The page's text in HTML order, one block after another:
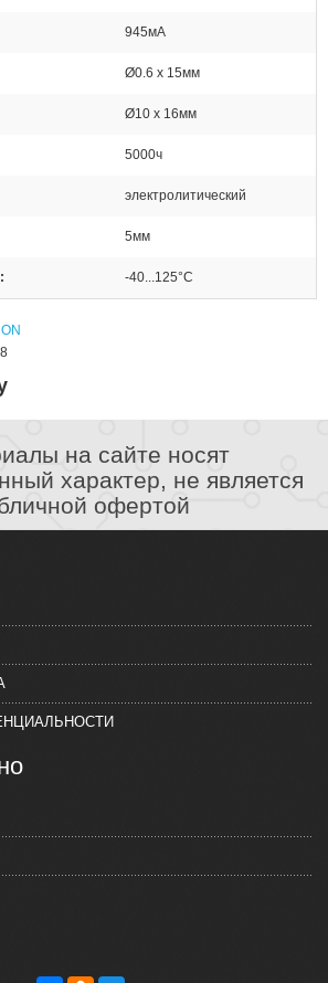
945мА
Ø0.6 x 15мм
Ø10 x 16мм
5000ч
электролитический
5мм
-40...125°C
на сайте носят
характер, не является
офертой